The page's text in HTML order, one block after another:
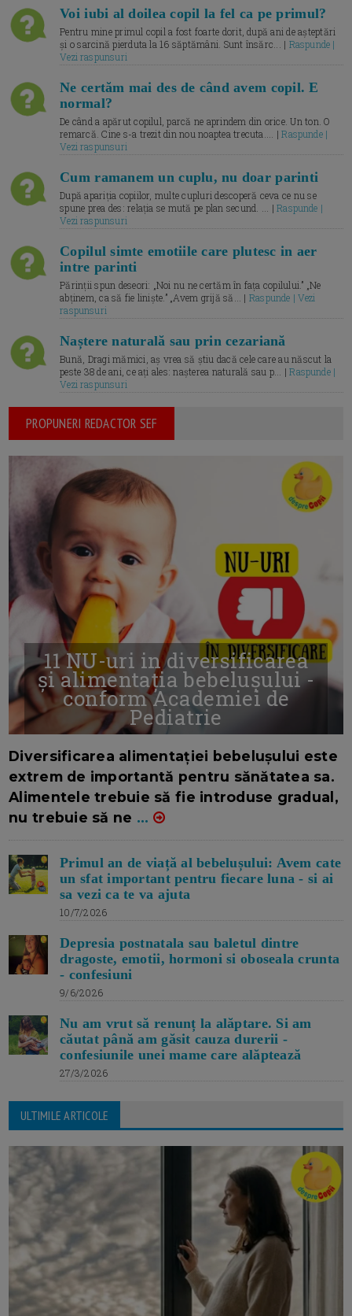
Voi iubi al doilea copil la fel ca pe primul?
Pentru mine primul copil a fost foarte dorit, după ani de așteptări
și o sarcină pierduta la 16 săptămâni. Sunt însărc... | Raspunde |
Vezi raspunsuri
Ne certăm mai des de când avem copil. E
normal?
De când a apărut copilul, parcă ne aprindem din orice. Un ton. O
remarcă. Cine s-a trezit din nou noaptea trecuta.... |Raspunde |
Vezi raspunsuri
Cum ramanem un cuplu, nu doar parinti
După apariția copiilor, multe cupluri descoperă ceva ce nu se
spune prea des: relația se mută pe plan secund. ... |Raspunde |
Vezi raspunsuri
Copilul simte emotiile care plutesc in aer
intre parinti
Părinții spun deseori: „Noi nu ne certăm în fața copilului.” „Ne
abținem, ca să fie liniște.” „Avem grijă să... | Raspunde | Vezi
raspunsuri
Naștere naturală sau prin cezariană
Bună, Dragi mămici, aș vrea să știu dacă cele care au născut la
peste 38 de ani, ce ați ales: nașterea naturală sau p... |Raspunde |
Vezi raspunsuri
PROPUNERI REDACTOR SEF
11 NU-uri in diversificarea
și alimentația bebelușului -
conform Academiei de
Pediatrie
Diversificarea alimentației bebelușului este
extrem de importantă pentru sănătatea sa.
Alimentele trebuie să fie introduse gradual,
nu trebuie să ne ...
Primul an de viață al bebelușului: Avem cate
un sfat important pentru fiecare luna - si ai
sa vezi ca te va ajuta
10/7/2026
Depresia postnatala sau baletul dintre
dragoste, emotii, hormoni si oboseala crunta
- confesiuni
9/6/2026
Nu am vrut să renunț la alăptare. Si am
căutat până am găsit cauza durerii -
confesiunile unei mame care alăptează
27/3/2026
ULTIMILE ARTICOLE